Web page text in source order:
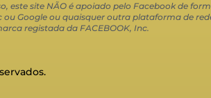
este site NÃO é apoiado pelo Facebook de
Google ou quaisquer outra plataforma de
registada da FACEBOOK, Inc.